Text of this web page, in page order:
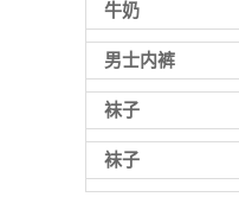
牛奶
男士内裤
袜子
袜子